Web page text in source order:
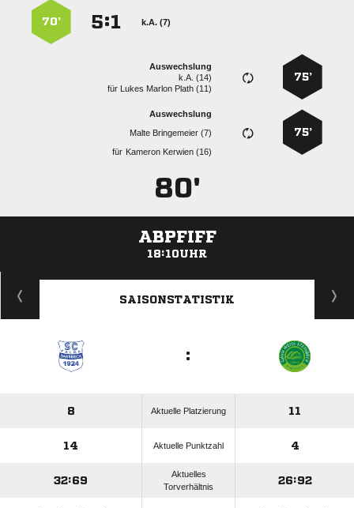
k.A. (7)
:
70’
75’
Auswechslung
k.A. (14)
für    
75’
Auswechslung
  
für   
80'
ABPFIFF
18:10UHR
ANZEIGE
SAISONSTATISTIK
:
8 Aktuelle Platzierung 11
14 Aktuelle Punktzahl 4
32:69
Aktuelles
Torverhältnis
26:92